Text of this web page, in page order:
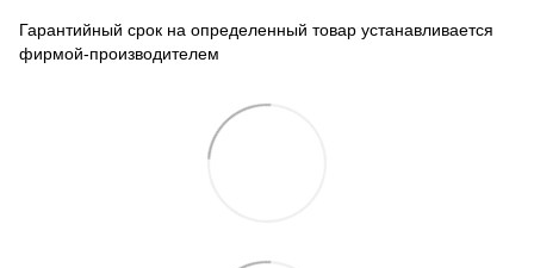
Гарантийный срок на определенный товар устанавливается
фирмой-производителем